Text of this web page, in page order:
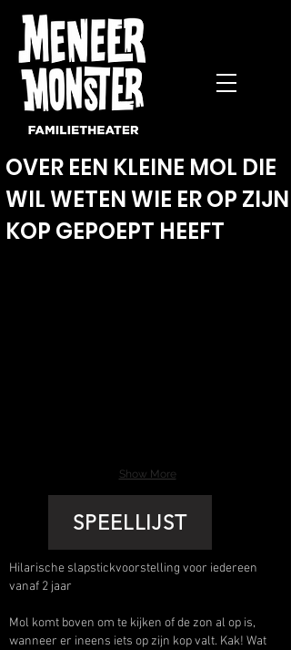
Show More
OVER EEN KLEINE MOL DIE
WIL WETEN WIE ER OP ZIJN
KOP GEPOEPT HEEFT
SPEELLIJST
Hilarische slapstickvoorstelling voor iedereen
vanaf 2 jaar
Mol komt boven om te kijken of de zon al op is,
wanneer er ineens iets op zijn kop valt. Kak! Wat